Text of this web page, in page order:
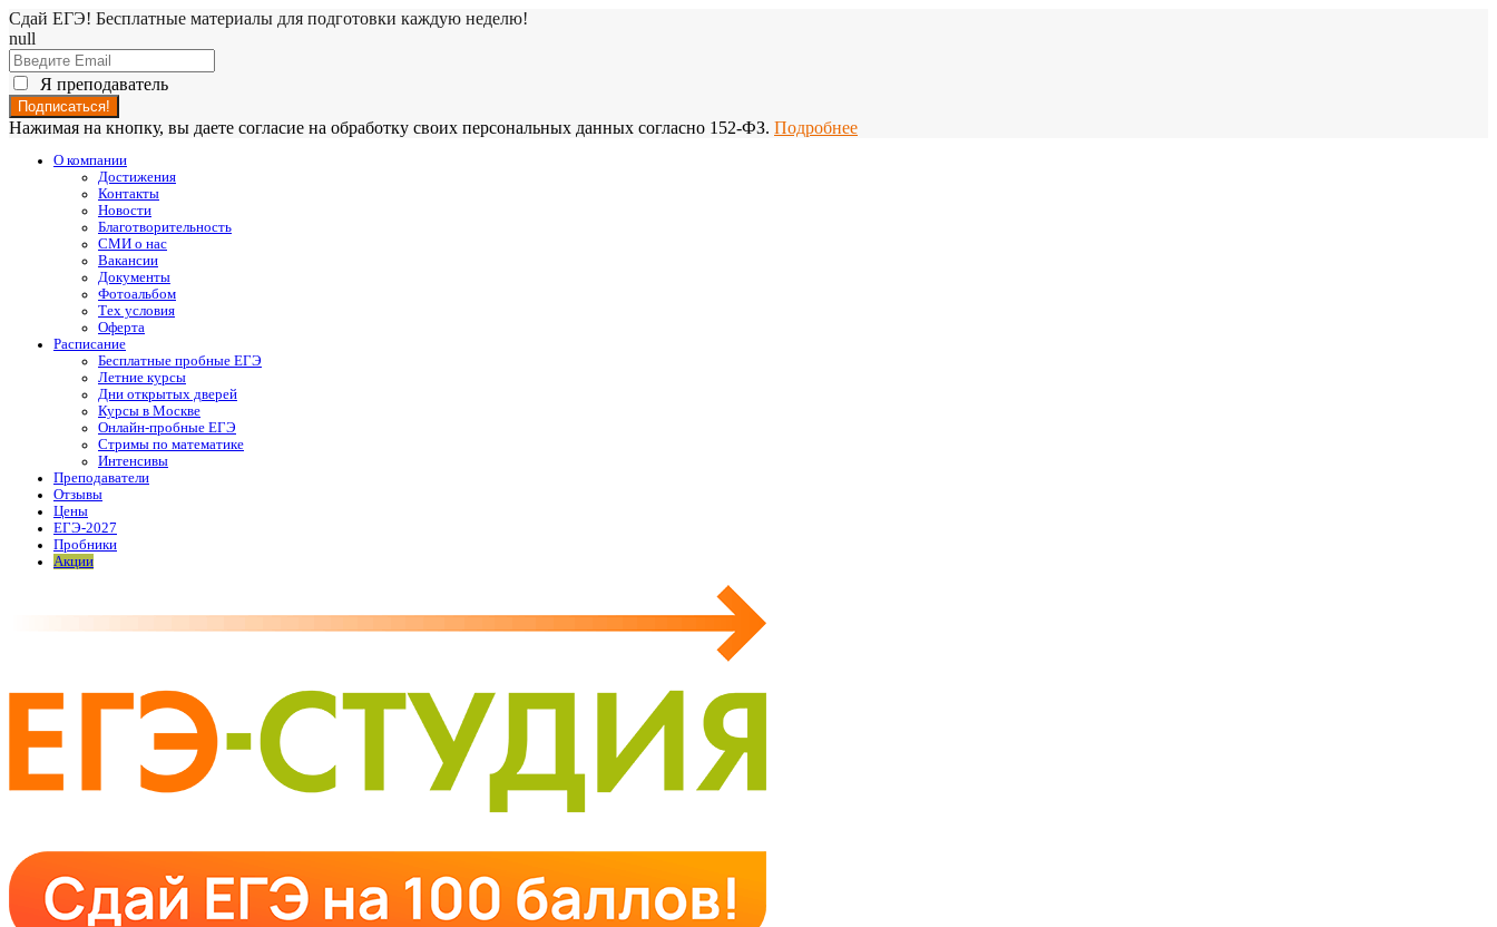
Сдай ЕГЭ! Бесплатные материалы для подготовки каждую неделю!
null
Я преподаватель
Нажимая на кнопку, вы даете согласие на обработку своих персональных данных согласно 152-ФЗ. Подробнее
О компании
Достижения
Контакты
Новости
Благотворительность
СМИ о нас
Вакансии
Документы
Фотоальбом
Тех условия
Оферта
Расписание
Бесплатные пробные ЕГЭ
Летние курсы
Дни открытых дверей
Курсы в Москве
Онлайн-пробные ЕГЭ
Стримы по математике
Интенсивы
Преподаватели
Отзывы
Цены
ЕГЭ-2027
Пробники
Акции